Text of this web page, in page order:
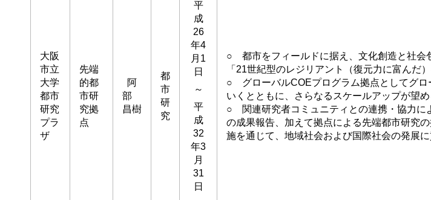
大阪
市立
大学
都市
研究
プラ
ザ
先端
的都
市研
究拠
点
阿
部
昌樹
都
市
研
究
平
成
26
年4
月1
日
～
平
成
32
年3
月
31
日
○ 都市をフィールドに据え、文化創造と社会
「21世紀型のレジリアント（復元力に富んだ
○ グローバルCOEプログラム拠点としてグロ
いくとともに、さらなるスケールアップが望
○ 関連研究者コミュニティとの連携・協力に
の成果報告、加えて拠点による先端都市研究
施を通じて、地域社会および国際社会の発展に